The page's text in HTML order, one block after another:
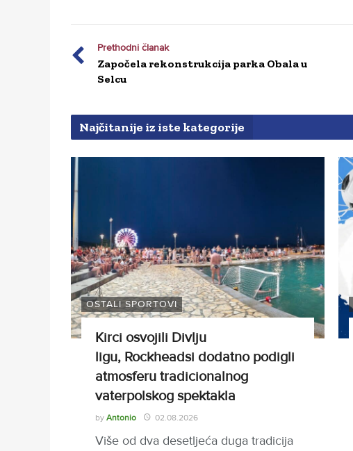
Prethodni članak
Započela rekonstrukcija parka Obala u
Selcu
Najčitanije iz iste kategorije
OSTALI SPORTOVI
Kirci osvojili Divlju
ligu, Rockheadsi dodatno podigli
atmosferu tradicionalnog
vaterpolskog spektakla
by Antonio 02.08.2026
Više od dva desetljeća duga tradicija